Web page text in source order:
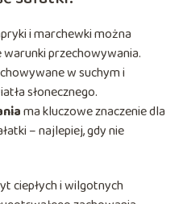
i marchewki można
przechowywania.
w suchym i
słonecznego.
ma kluczowe znaczenie dla
– najlepiej, gdy nie
ciepłych i wilgotnych